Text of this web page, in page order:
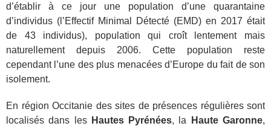
d’établir à ce jour une population d’une quarantaine
d’individus (l’Effectif Minimal Détecté (EMD) en 2017 était
de 43 individus), population qui croît lentement mais
naturellement depuis 2006. Cette population reste
cependant l’une des plus menacées d’Europe du fait de son
isolement.
En région Occitanie des sites de présences régulières sont
localisés dans les Hautes Pyrénées, la Haute Garonne,